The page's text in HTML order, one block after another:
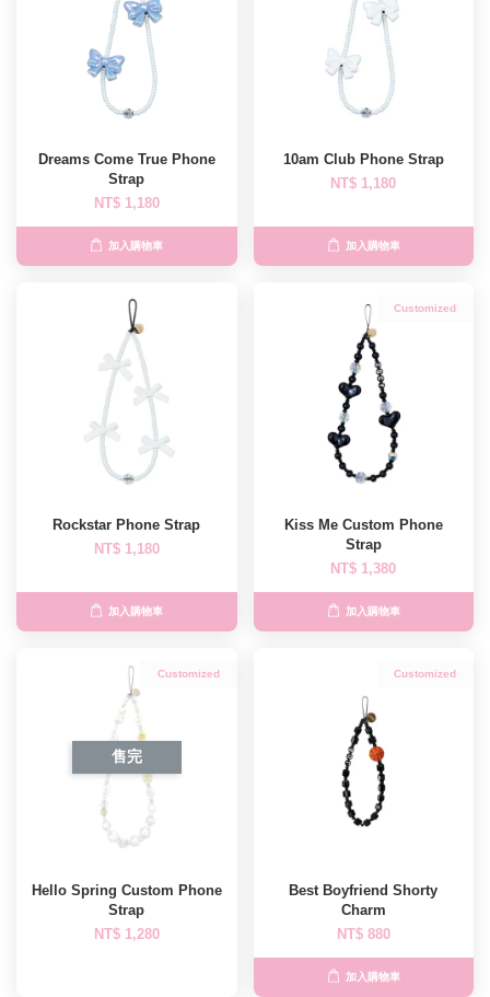
Dreams Come True Phone
Strap
NT$ 1,180
加入購物車
10am Club Phone Strap
NT$ 1,180
加入購物車
Rockstar Phone Strap
NT$ 1,180
加入購物車
Customized
Kiss Me Custom Phone
Strap
NT$ 1,380
加入購物車
售完
Customized
Hello Spring Custom Phone
Strap
NT$ 1,280
Customized
Best Boyfriend Shorty
Charm
NT$ 880
加入購物車